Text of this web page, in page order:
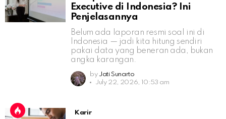
Executive di Indonesia? Ini
Penjelasannya
Belum ada laporan resmi soal ini di
Indonesia — jadi kita hitung sendiri
pakai data yang beneran ada, bukan
angka karangan.
by Jati Sunarto
July 22, 2026, 10:53 am
Karir